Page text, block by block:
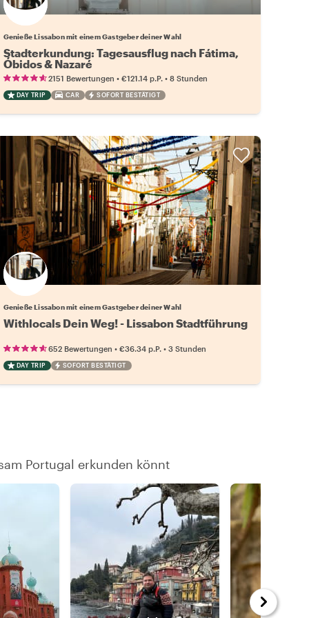
Wähle deinen Lieblingsgastgeber
Genieße Lissabon mit einem Gastgeber deiner Wahl
Stadterkundung: Tagesausflug nach Fátima,
Óbidos & Nazaré
2151 Bewertungen • €121.14 p.P. • 8 Stunden
DAY TRIP CAR SOFORT BESTÄTIGT
Wähle deinen Lieblingsgastgeber
Genieße Lissabon mit einem Gastgeber deiner Wahl
Withlocals Dein Weg! - Lissabon Stadtführung
652 Bewertungen • €36.34 p.P. • 3 Stunden
DAY TRIP SOFORT BESTÄTIGT
Portugal erkunden könnt